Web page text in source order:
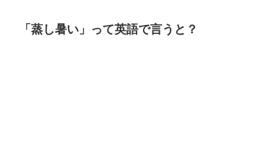
「蒸し暑い」って英語で言うと？